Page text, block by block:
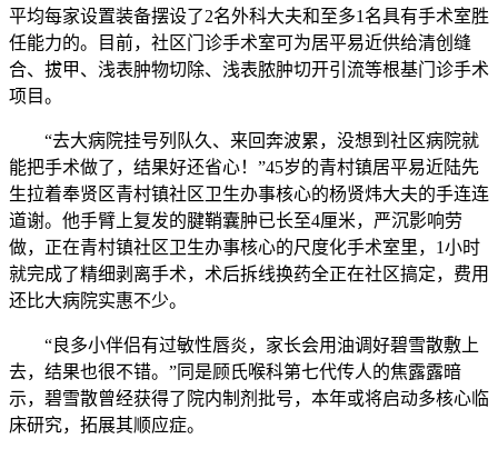
平均每家设置装备摆设了2名外科大夫和至多1名具有手术室胜
任能力的。目前，社区门诊手术室可为居平易近供给清创缝
合、拔甲、浅表肿物切除、浅表脓肿切开引流等根基门诊手术
项目。
“去大病院挂号列队久、来回奔波累，没想到社区病院就
能把手术做了，结果好还省心！”45岁的青村镇居平易近陆先
生拉着奉贤区青村镇社区卫生办事核心的杨贤炜大夫的手连连
道谢。他手臂上复发的腱鞘囊肿已长至4厘米，严沉影响劳
做，正在青村镇社区卫生办事核心的尺度化手术室里，1小时
就完成了精细剥离手术，术后拆线换药全正在社区搞定，费用
还比大病院实惠不少。
“良多小伴侣有过敏性唇炎，家长会用油调好碧雪散敷上
去，结果也很不错。”同是顾氏喉科第七代传人的焦露露暗
示，碧雪散曾经获得了院内制剂批号，本年或将启动多核心临
床研究，拓展其顺应症。